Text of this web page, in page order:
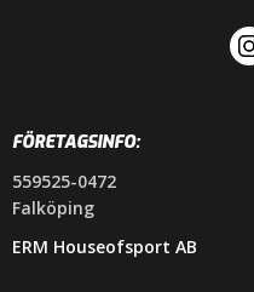
FÖRETAGSINFO:
559525-0472
Falköping
ERM Houseofsport AB